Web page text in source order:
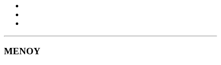
ΜΕΝΟΥ